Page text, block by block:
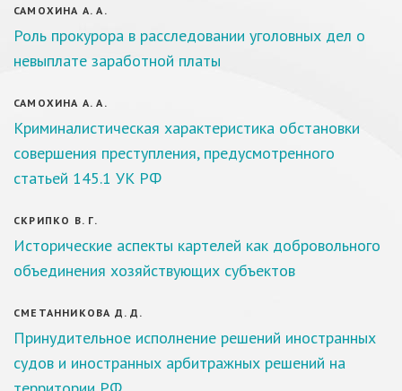
САМОХИНА А. А.
Роль прокурора в расследовании уголовных дел о
невыплате заработной платы
САМОХИНА А. А.
Криминалистическая характеристика обстановки
совершения преступления, предусмотренного
статьей 145.1 УК РФ
СКРИПКО В. Г.
Исторические аспекты картелей как добровольного
объединения хозяйствующих субъектов
СМЕТАННИКОВА Д. Д.
Принудительное исполнение решений иностранных
судов и иностранных арбитражных решений на